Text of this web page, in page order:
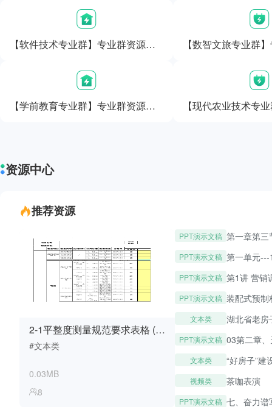
【软件技术专业群】专业群资源库能力图谱
【学前教育专业群】专业群资源库能力图谱
资源中心
推荐资源
2-1平整度测量规范要求表格 (室内精装修用)
#文本类
0.03MB
8
PPT演示文稿 第一章第三
PPT演示文稿 第一单元---
PPT演示文稿 第1讲 营销
PPT演示文稿 装配式预制
文本类 湖北省老房
PPT演示文稿
文本类
“好房子”建
视频类 茶咖表演
PPT演示文稿